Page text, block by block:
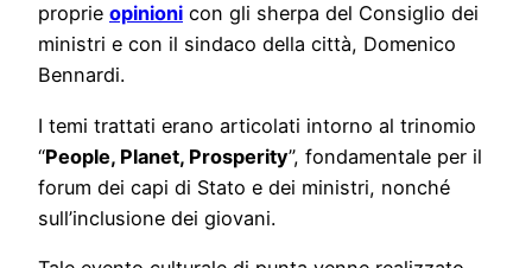
proprie opinioni con gli sherpa del Consiglio dei
ministri e con il sindaco della città, Domenico
Bennardi.
I temi trattati erano articolati intorno al trinomio
“People, Planet, Prosperity”, fondamentale per il
forum dei capi di Stato e dei ministri, nonché
sull’inclusione dei giovani.